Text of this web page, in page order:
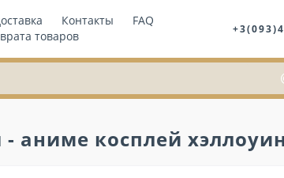
Контакты
FAQ
товаров
аниме косплей